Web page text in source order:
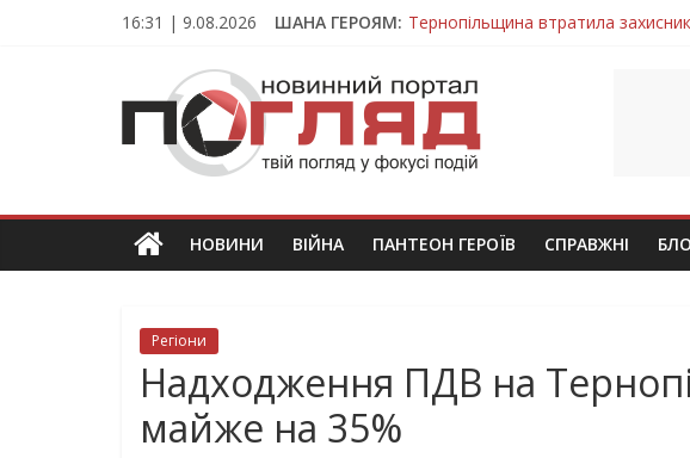
16:31 | 9.08.2026 ШАНА ГЕРОЯМ: Тернопільщина втратила
На війні загинув молодий
Тернопільщина втратила
Тернопільщина втратила
ПОГЛЯД
Новини
Тернополя.
новини
та
НОВИНИ ВІЙНА ПАНТЕОН ГЕРОЇВ СПРАВЖНІ
Регіони
Надходження ПДВ на
майже на 35%